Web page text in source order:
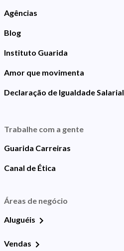
Agências
Blog
Instituto Guarida
Amor que movimenta
Declaração de Igualdade Salarial
Trabalhe com a gente
Guarida Carreiras
Canal de Ética
Áreas de negócio
Aluguéis
Vendas